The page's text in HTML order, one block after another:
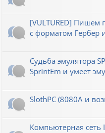
[VULTURED] Пишем
с форматом Гербер
Судьба эмулятора
SprintEm и умеет
SlothPC (8080A и
Компьютерная сеть